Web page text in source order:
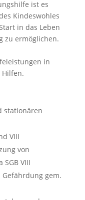
ist es
Kindeswohles
in das Leben
zu ermöglichen.
in
stationären
VIII
von
VIII
gem.